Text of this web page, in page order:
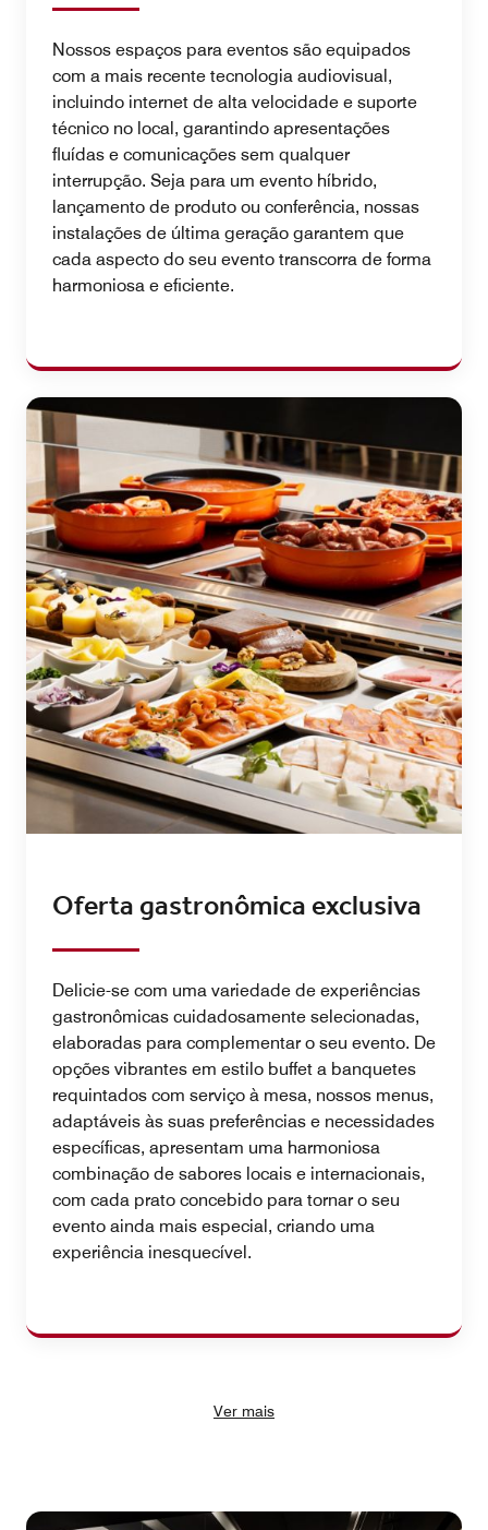
Nossos espaços para eventos são equipados
com a mais recente tecnologia audiovisual,
incluindo internet de alta velocidade e suporte
técnico no local, garantindo apresentações
fluídas e comunicações sem qualquer
interrupção. Seja para um evento híbrido,
lançamento de produto ou conferência, nossas
instalações de última geração garantem que
cada aspecto do seu evento transcorra de forma
harmoniosa e eficiente.
Oferta gastronômica exclusiva
Delicie-se com uma variedade de experiências
gastronômicas cuidadosamente selecionadas,
elaboradas para complementar o seu evento. De
opções vibrantes em estilo buffet a banquetes
requintados com serviço à mesa, nossos menus,
adaptáveis às suas preferências e necessidades
específicas, apresentam uma harmoniosa
combinação de sabores locais e internacionais,
com cada prato concebido para tornar o seu
evento ainda mais especial, criando uma
experiência inesquecível.
Ver mais